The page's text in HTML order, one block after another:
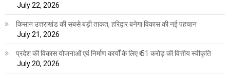
July 22, 2026
किसान उत्तराखंड की सबसे बड़ी ताकत, हरिद्वार बनेगा विकास की नई पहचान
July 21, 2026
प्रदेश की विकास योजनाओं एवं निर्माण कार्यों के लिए ₹ 51 करोड़ की वित्तीय स्वीकृति
July 20, 2026